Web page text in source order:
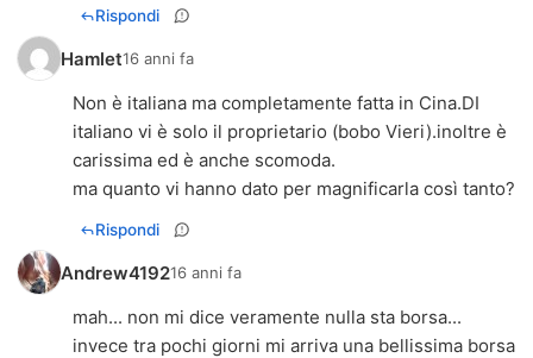
Rispondi
Hamlet16 anni fa
Non è italiana ma completamente fatta in Cina.DI
italiano vi è solo il proprietario (bobo Vieri).inoltre è
carissima ed è anche scomoda.
ma quanto vi hanno dato per magnificarla così tanto?
Rispondi
Andrew419216 anni fa
mah... non mi dice veramente nulla sta borsa...
invece tra pochi giorni mi arriva una bellissima borsa